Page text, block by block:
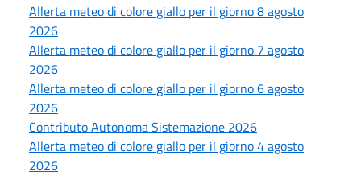
Allerta meteo di colore giallo per il giorno 8 agosto
2026
Allerta meteo di colore giallo per il giorno 7 agosto
2026
Allerta meteo di colore giallo per il giorno 6 agosto
2026
Contributo Autonoma Sistemazione 2026
Allerta meteo di colore giallo per il giorno 4 agosto
2026